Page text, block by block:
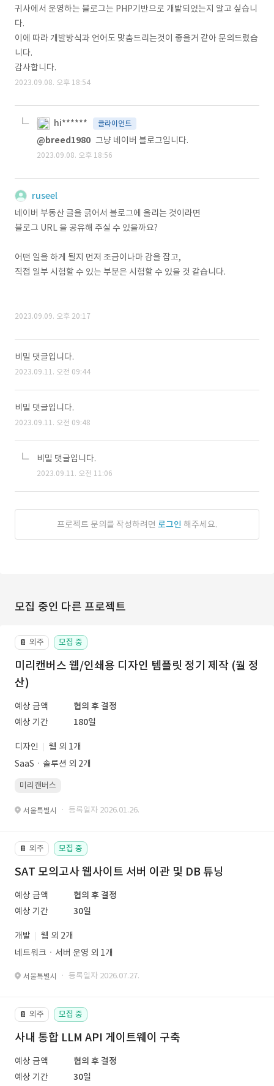
귀사에서 운영하는 블로그는 PHP기반으로 개발되었는지 알고 싶습니
다.
이에 따라 개발방식과 언어도 맞춤드리는것이 좋을거 같아 문의드렸습
니다.
감사합니다.
2023.09.08. 오후 18:54
hi****** 클라이언트
@breed1980 그냥 네이버 블로그입니다.
2023.09.08. 오후 18:56
ruseel
네이버 부동산 글을 긁어서 블로그에 올리는 것이라면
블로그 URL 을 공유해 주실 수 있을까요?
어떤 일을 하게 될지 먼저 조금이나마 감을 잡고,
직접 일부 시험할 수 있는 부분은 시험할 수 있을 것 같습니다.
2023.09.09. 오후 20:17
비밀 댓글입니다.
2023.09.11. 오전 09:44
비밀 댓글입니다.
2023.09.11. 오전 09:48
비밀 댓글입니다.
2023.09.11. 오전 11:06
프로젝트 문의를 작성하려면 로그인 해주세요.
모집 중인 다른 프로젝트
📔 외주 모집 중
미리캔버스 웹/인쇄용 디자인 템플릿 정기 제작 (월 정
산)
예상 금액
협의 후 결정
예상 기간
180일
디자인
웹 외 1개
SaaSㆍ솔루션 외 2개
미리캔버스
서울특별시 · 등록일자 2026.01.26.
📔 외주 모집 중
SAT 모의고사 웹사이트 서버 이관 및 DB 튜닝
예상 금액
협의 후 결정
예상 기간
30일
개발
웹 외 2개
네트워크ㆍ서버 운영 외 1개
서울특별시 · 등록일자 2026.07.27.
📔 외주 모집 중
사내 통합 LLM API 게이트웨이 구축
예상 금액
협의 후 결정
예상 기간
30일